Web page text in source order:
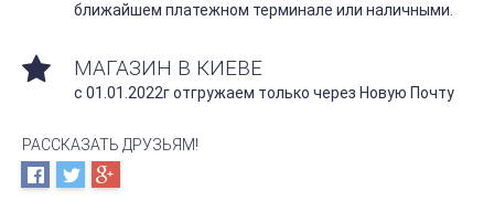
ближайшем платежном терминале или наличными.
МАГАЗИН В КИЕВЕ
с 01.01.2022г отгружаем только через Новую Почту
РАССКАЗАТЬ ДРУЗЬЯМ!